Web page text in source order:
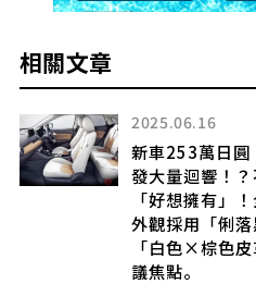
相關文章
2025.06.16
新車253萬日圓
發大量迴響！？
「好想擁有」
外觀採用「俐
「白色×棕色
議焦點。